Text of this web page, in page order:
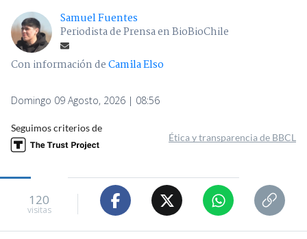
Samuel Fuentes
Periodista de Prensa en BioBioChile
Con información deCamila Elso
Domingo 09 Agosto, 2026 | 08:56
Seguimos criterios de
Ética y transparencia de BBCL
120
visitas